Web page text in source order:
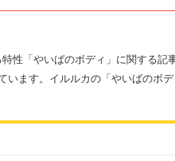
性「やいばのボディ」に関する
います。イルルカの「やいばのボ